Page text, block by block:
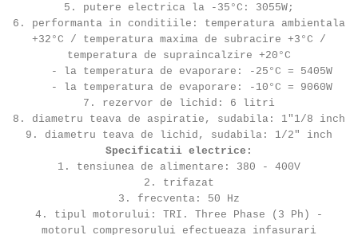
5. putere electrica la -35°C: 3055W;
6. performanta in conditiile: temperatura ambientala
+32°C / temperatura maxima de subracire +3°C /
temperatura de supraincalzire +20°C
- la temperatura de evaporare: -25°C = 5405W
- la temperatura de evaporare: -10°C = 9060W
7. rezervor de lichid: 6 litri
8. diametru teava de aspiratie, sudabila: 1"1/8 inch
9. diametru teava de lichid, sudabila: 1/2" inch
Specificatii electrice:
1. tensiunea de alimentare: 380 - 400V
2. trifazat
3. frecventa: 50 Hz
4. tipul motorului: TRI. Three Phase (3 Ph) -
motorul compresorului efectueaza infasurari